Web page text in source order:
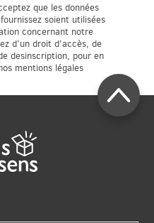
que les données
soient utilisées
concernant notre
d’un droit d’accès, de
desinscription, pour en
mentions légales